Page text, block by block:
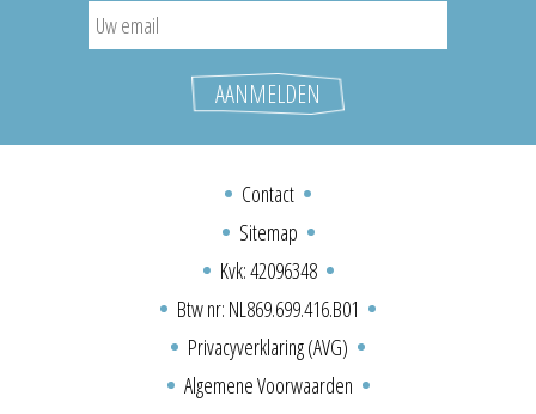
Contact
Sitemap
Kvk: 42096348
Btw nr: NL869.699.416.B01
Privacyverklaring (AVG)
Algemene Voorwaarden